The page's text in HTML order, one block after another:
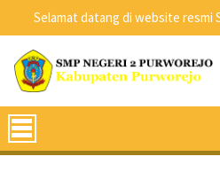
Selamat datang di website resmi